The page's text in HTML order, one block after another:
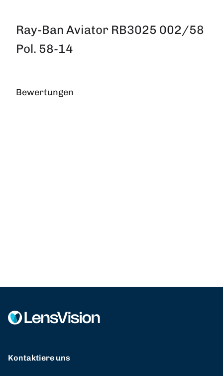
Ray-Ban Aviator RB3025 002/58
Pol. 58-14
Bewertungen
Kontaktiere uns